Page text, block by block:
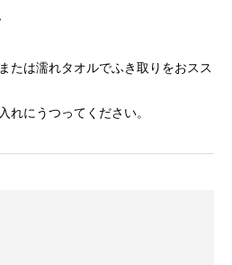
たは濡れタオルでふき取りをおスス
れにうつってください。